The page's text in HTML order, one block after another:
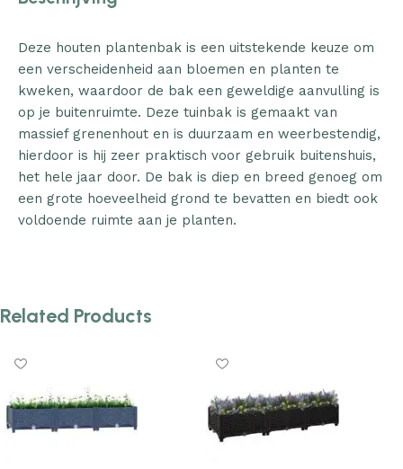
Deze houten plantenbak is een uitstekende keuze om
een verscheidenheid aan bloemen en planten te
kweken, waardoor de bak een geweldige aanvulling is
op je buitenruimte. Deze tuinbak is gemaakt van
massief grenenhout en is duurzaam en weerbestendig,
hierdoor is hij zeer praktisch voor gebruik buitenshuis,
het hele jaar door. De bak is diep en breed genoeg om
een grote hoeveelheid grond te bevatten en biedt ook
voldoende ruimte aan je planten.
Related Products